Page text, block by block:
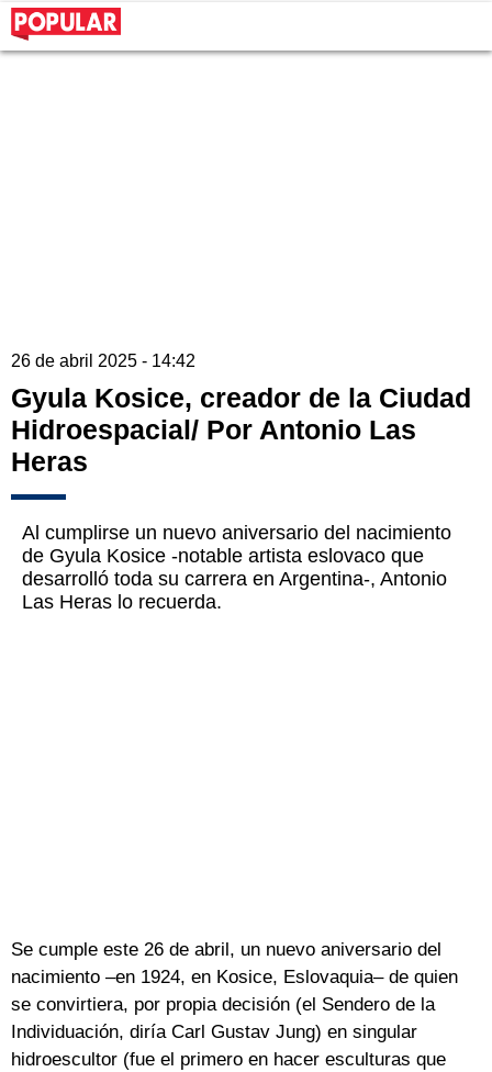
26 de abril 2025 - 14:42
Gyula Kosice, creador de la Ciudad
Hidroespacial/ Por Antonio Las
Heras
Al cumplirse un nuevo aniversario del nacimiento
de Gyula Kosice -notable artista eslovaco que
desarrolló toda su carrera en Argentina-, Antonio
Las Heras lo recuerda.
Se cumple este 26 de abril, un nuevo aniversario del
nacimiento –en 1924, en Kosice, Eslovaquia– de quien
se convirtiera, por propia decisión (el Sendero de la
Individuación, diría Carl Gustav Jung) en singular
hidroescultor (fue el primero en hacer esculturas que